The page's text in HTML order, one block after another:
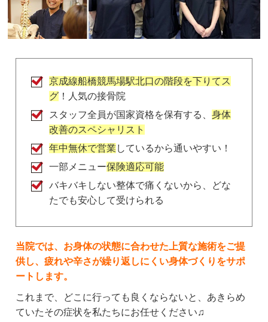
samai pateno
2 か月前
店内の音楽が、やたらうるさい。
また、しつこく保険外診療を勧められて、
さっちー
2 年前
ここ最近は、毎週、通わせて頂いてます。
京成本線　船橋競馬場駅　隣という立地の良さは、
皆さま書いていらっしゃいますが、その上、パーキ
ングあり。
土日祝日も診療してくださっていて。
きなくても、隠れてコソコソ、LINEで予約などさ
せて頂いてます。
診療時間も、仕事の後に伺えて、大変、頼りになり
ます。
いつもありがとうございます。
京成線船橋競馬場駅北口の階段を下りてス
グ ！人気の接骨院
スタッフ全員が国家資格を保有する、身体
改善のスペシャリスト
年中無休で営業 しているから通いやすい！
一部メニュー保険適応可能
バキバキしない整体で痛くないから、どな
たでも安心して受けられる
当院では、お身体の状態に合わせた上質な施術をご提
供し、疲れや辛さが繰り返しにくい身体づくりをサポ
ートします。
これまで、どこに行っても良くならないと、あきらめ
ていたその症状を私たちにお任せください♫